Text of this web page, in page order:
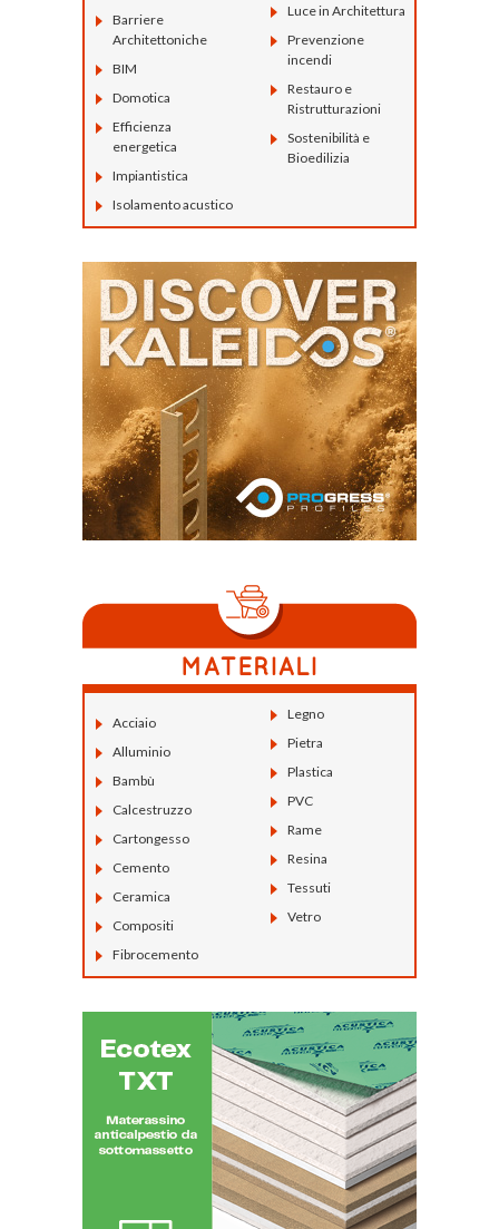
Barriere
Architettoniche
BIM
Domotica
Efficienza
energetica
Impiantistica
Isolamento acustico
Luce in Architettura
Prevenzione
incendi
Restauro e
Ristrutturazioni
Sostenibilità e
Bioedilizia
Acciaio
Alluminio
Bambù
Calcestruzzo
Cartongesso
Cemento
Ceramica
Compositi
Fibrocemento
Legno
Pietra
Plastica
PVC
Rame
Resina
Tessuti
Vetro